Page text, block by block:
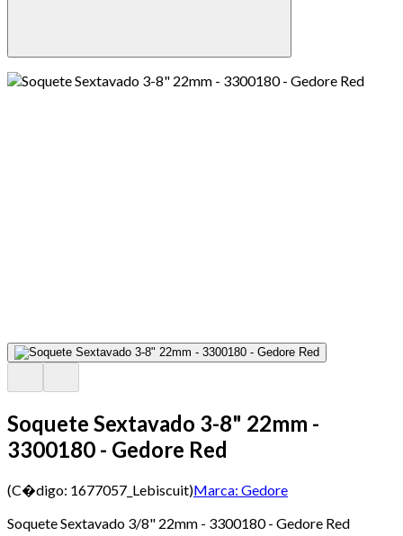
Soquete Sextavado 3-8" 22mm -
3300180 - Gedore Red
(C�digo: 1677057_Lebiscuit)Marca: Gedore
Soquete Sextavado 3/8" 22mm - 3300180 - Gedore Red